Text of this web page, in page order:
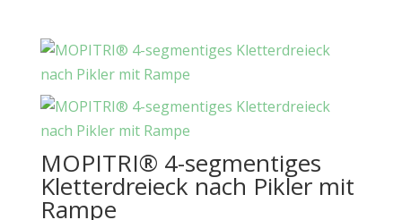
MOPITRI® 4-segmentiges
Kletterdreieck nach Pikler mit
Rampe